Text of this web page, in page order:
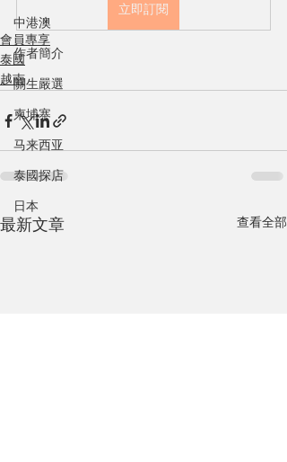
中港澳
作者簡介
關生嚴選
柬埔寨
马来西亚
泰國探店
日本
立即訂閱
會員專享
泰國
越南
最新文章 查看全部